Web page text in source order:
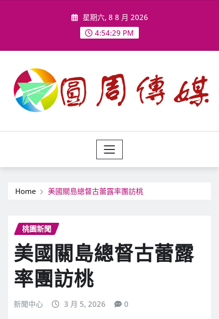
星期六, 8 8 月 2026
4:54:31 PM
Home 美國關島總督古蕾露率團訪桃
桃園新聞
美國關島總督古蕾露
率團訪桃
新聞中心 3 月 5, 2026 0